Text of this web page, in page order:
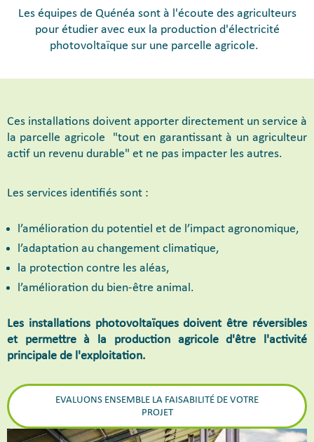
Les équipes de Quénéa sont à l'écoute des agriculteurs
pour étudier avec eux la production d'électricité
photovoltaïque sur une parcelle agricole.
Ces installations doivent apporter directement un service à
la parcelle agricole "tout en garantissant à un agriculteur
actif un revenu durable" et ne pas impacter les autres.
Les services identifiés sont :
l’amélioration du potentiel et de l’impact agronomique,
l’adaptation au changement climatique,
la protection contre les aléas,
l’amélioration du bien-être animal.
Les installations photovoltaïques doivent être réversibles
et permettre à la production agricole d'être l'activité
principale de l'exploitation.
EVALUONS ENSEMBLE LA FAISABILITÉ DE VOTRE
PROJET